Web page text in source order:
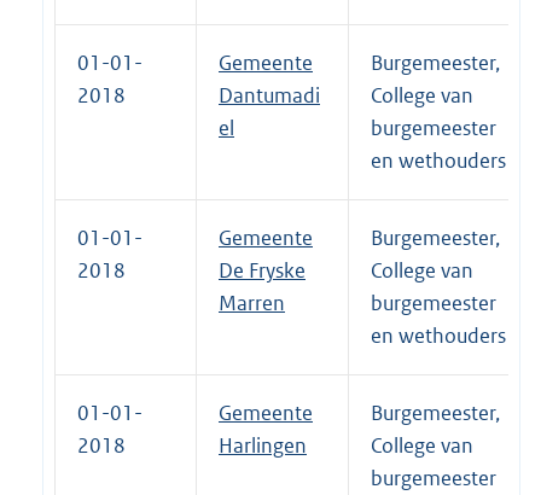
01-01-
2018
Gemeente
Dantumadi
el
Burgemeester,
College van
burgemeester
en wethouders
01-01-
2018
Gemeente
De Fryske
Marren
Burgemeester,
College van
burgemeester
en wethouders
01-01-
2018
Gemeente
Harlingen
Burgemeester,
College van
burgemeester